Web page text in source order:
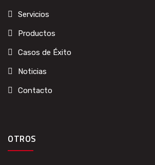
Servicios
Productos
Casos de Éxito
Noticias
Contacto
OTROS